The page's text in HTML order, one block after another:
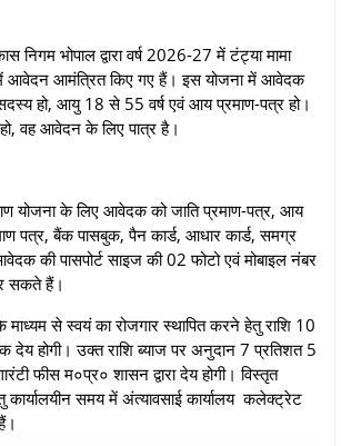
निगम भोपाल द्वारा वर्ष 2026-27 में टंट्या मामा
आवेदन आमंत्रित किए गए हैं। इस योजना में आवेदक
हो, आयु 18 से 55 वर्ष एवं आय प्रमाण-पत्र हो।
वह आवेदन के लिए पात्र है।
योजना के लिए आवेदक को जाति प्रमाण-पत्र, आय
पत्र, बैंक पासबुक, पैन कार्ड, आधार कार्ड, समग्र
की पासपोर्ट साइज की 02 फोटो एवं मोबाइल नंबर
सकते हैं।
से स्वयं का रोजगार स्थापित करने हेतु राशि 10
होगी। उक्त राशि ब्याज पर अनुदान 7 प्रतिशत 5
फीस म०प्र० शासन द्वारा देय होगी। विस्तृत
कार्यालयीन समय में अंत्यावसाई कार्यालय कलेक्ट्रेट